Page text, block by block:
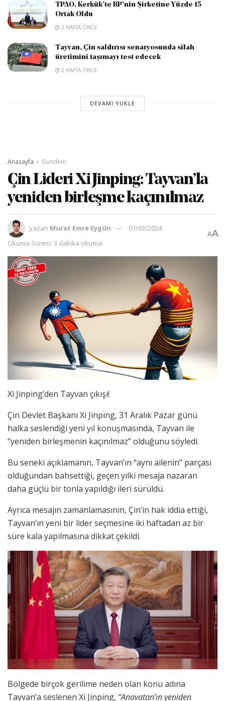
TPAO, Kerkük’te BP’nin Şirketine Yüzde 15
Ortak Oldu
2 HAFTA ÖNCE
Tayvan, Çin saldırısı senaryosunda silah
üretimini taşımayı test edecek
2 HAFTA ÖNCE
DEVAMI YÜKLE
Anasayfa Gündem
Çin Lideri Xi Jinping: Tayvan’la
yeniden birleşme kaçınılmaz
yazan Murat Emre Eygün
01/03/2024
Okuma Süresi: 3 dakika okuma
AA
Xi Jinping’den Tayvan çıkışı!
Çin Devlet Başkanı Xi Jinping, 31 Aralık Pazar günü
halka seslendiği yeni yıl konuşmasında, Tayvan ile
“yeniden birleşmenin kaçınılmaz” olduğunu söyledi.
Bu seneki açıklamanın, Tayvan’ın “aynı ailenin” parçası
olduğundan bahsettiği, geçen yılki mesaja nazaran
daha güçlü bir tonla yapıldığı ileri sürüldü.
Ayrıca mesajın zamanlamasının, Çin’in hak iddia ettiği,
Tayvan’ın yeni bir lider seçmesine iki haftadan az bir
süre kala yapılmasına dikkat çekildi.
Bölgede birçok gerilime neden olan konu adına
Tayvan’a seslenen Xi Jinping, “Anavatan’ın yeniden